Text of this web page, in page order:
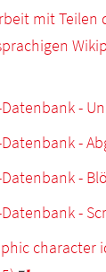
mit Teilen
-
-
-
-
character